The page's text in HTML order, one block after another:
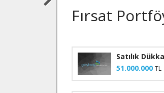
Fırsat
Satılık
51.000.000 TL